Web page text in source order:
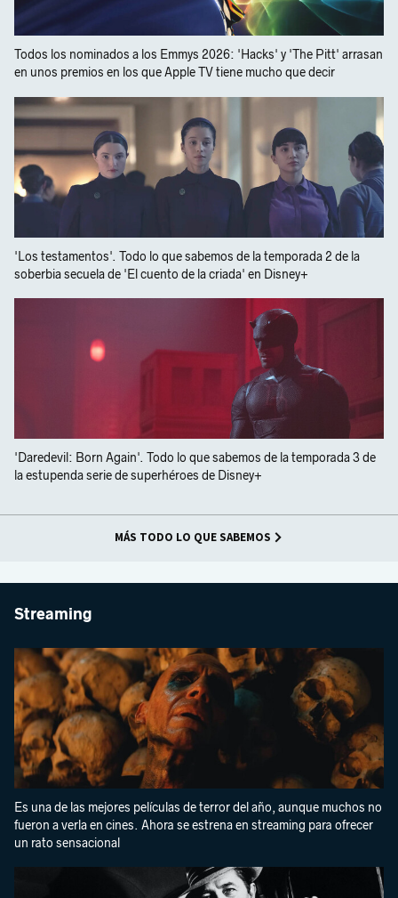
Todos los nominados a los Emmys 2026: 'Hacks' y 'The Pitt' arrasan
en unos premios en los que Apple TV tiene mucho que decir
'Los testamentos'. Todo lo que sabemos de la temporada 2 de la
soberbia secuela de 'El cuento de la criada' en Disney+
'Daredevil: Born Again'. Todo lo que sabemos de la temporada 3 de
la estupenda serie de superhéroes de Disney+
MÁS TODO LO QUE SABEMOS
Streaming
Es una de las mejores películas de terror del año, aunque muchos no
fueron a verla en cines. Ahora se estrena en streaming para ofrecer
un rato sensacional